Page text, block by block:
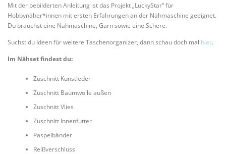
Mit der bebilderten Anleitung ist das Projekt „LuckyStar“ für
Hobbynäher*innen mit ersten Erfahrungen an der Nähmaschine geeignet.
Du brauchst eine Nähmaschine, Garn sowie eine Schere.
Suchst du Ideen für weitere Taschenorganizer, dann schau doch mal hier.
Im Nähset findest du:
Zuschnitt Kunstleder
Zuschnitt Baumwolle außen
Zuschnitt Vlies
Zuschnitt Innenfutter
Paspelbänder
Reißverschluss